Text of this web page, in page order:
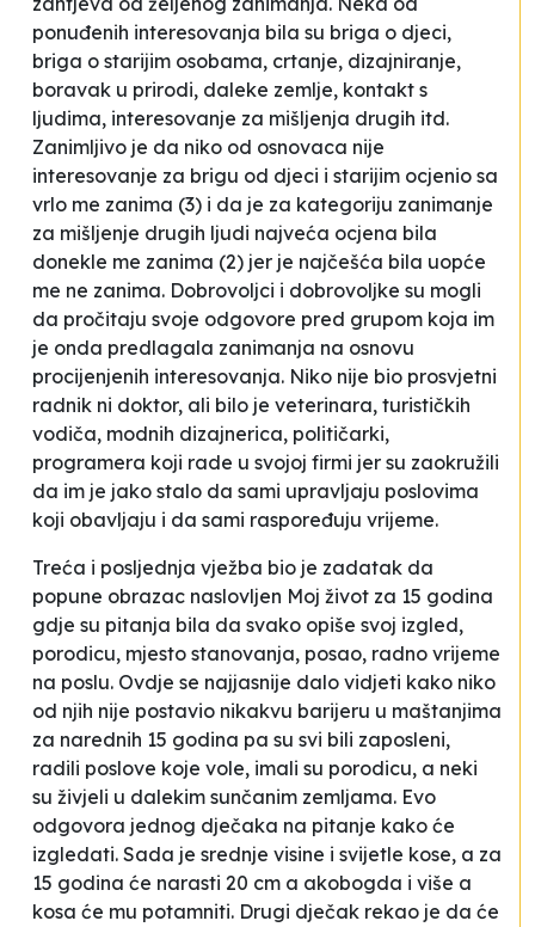
ponuđenih interesovanja bila su briga o djeci,
briga o starijim osobama, crtanje, dizajniranje,
boravak u prirodi, daleke zemlje, kontakt s
ljudima, interesovanje za mišljenja drugih itd.
Zanimljivo je da niko od osnovaca nije
interesovanje za brigu od djeci i starijim ocjenio sa
vrlo me zanima (3) i da je za kategoriju zanimanje
za mišljenje drugih ljudi najveća ocjena bila
donekle me zanima (2) jer je najčešća bila uopće
me ne zanima. Dobrovoljci i dobrovoljke su mogli
da pročitaju svoje odgovore pred grupom koja im
je onda predlagala zanimanja na osnovu
procijenjenih interesovanja. Niko nije bio prosvjetni
radnik ni doktor, ali bilo je veterinara, turističkih
vodiča, modnih dizajnerica, političarki,
programera koji rade u svojoj firmi jer su zaokružili
da im je jako stalo da sami upravljaju poslovima
koji obavljaju i da sami raspoređuju vrijeme.
Treća i posljednja vježba bio je zadatak da
popune obrazac naslovljen Moj život za 15 godina
gdje su pitanja bila da svako opiše svoj izgled,
porodicu, mjesto stanovanja, posao, radno vrijeme
na poslu. Ovdje se najjasnije dalo vidjeti kako niko
od njih nije postavio nikakvu barijeru u maštanjima
za narednih 15 godina pa su svi bili zaposleni,
radili poslove koje vole, imali su porodicu, a neki
su živjeli u dalekim sunčanim zemljama. Evo
odgovora jednog dječaka na pitanje kako će
izgledati. Sada je srednje visine i svijetle kose, a za
15 godina će narasti 20 cm a akobogda i više a
kosa će mu potamniti. Drugi dječak rekao je da će